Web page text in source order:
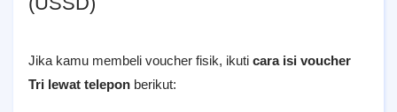
Jika kamu membeli voucher fisik, ikuti cara isi voucher
Tri lewat telepon berikut: